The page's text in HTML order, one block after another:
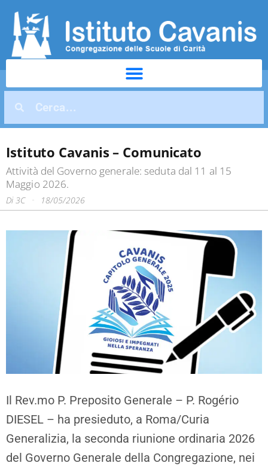
Istituto Cavanis – Comunicato
Attività del Governo generale: seduta dal 11 al 15
Maggio 2026.
Di 3C 18/05/2026
Il Rev.mo P. Preposito Generale – P. Rogério
DIESEL – ha presieduto, a Roma/Curia
Generalizia, la seconda riunione ordinaria 2026
del Governo Generale della Congregazione, nei